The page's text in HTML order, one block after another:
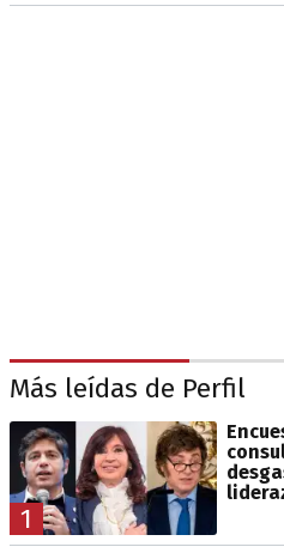
Más leídas de Perfil
1